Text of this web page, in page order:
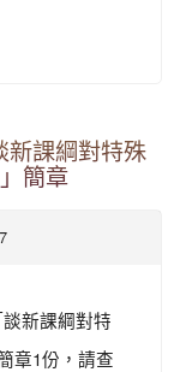
新課綱對特殊
簡章
新課綱對特
章1份，請查